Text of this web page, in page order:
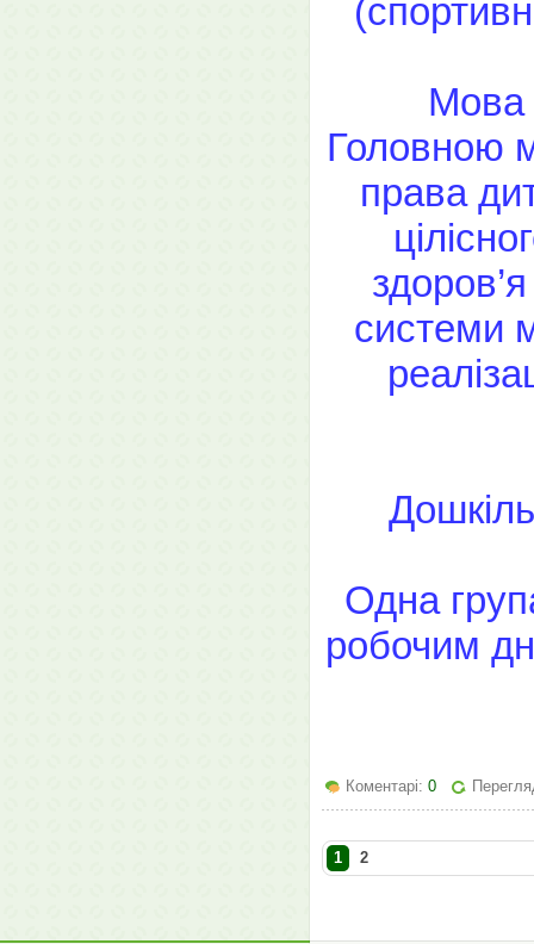
Мова
Головною
права
системи
Одна
робочим
Коментарі: 0
1 2